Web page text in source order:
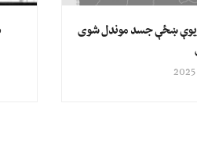
یوې ښځې جسد موندل شوی